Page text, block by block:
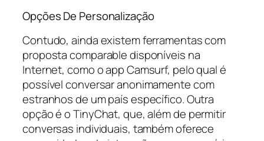
Opções De Personalização
Contudo, ainda existem ferramentas com
proposta comparable disponíveis na
Internet, como o app Camsurf, pelo qual é
possível conversar anonimamente com
estranhos de um país específico. Outra
opção é o TinyChat, que, além de permitir
conversas individuais, também oferece